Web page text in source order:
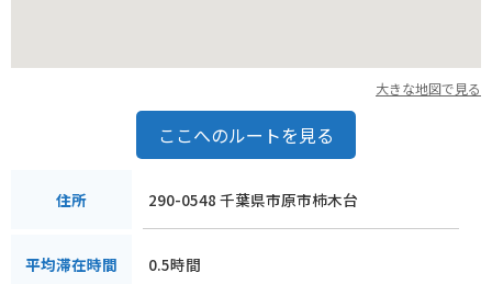
半島の特産品である「落花生」を使ったお菓子やおつまみ、そ
です。トンネル周辺で食事処を探す際は、少し足を延ばして市
街地へ向かうと、より多くの選択肢が見つかるでしょう。ツー
ょうか。月崎トンネルは、単なる通過点ではなく、そこへ至る
大きな地図で見る
ここへのルートを見る
住所 290-0548 千葉県市原市柿木台
平均滞在時間 0.5時間